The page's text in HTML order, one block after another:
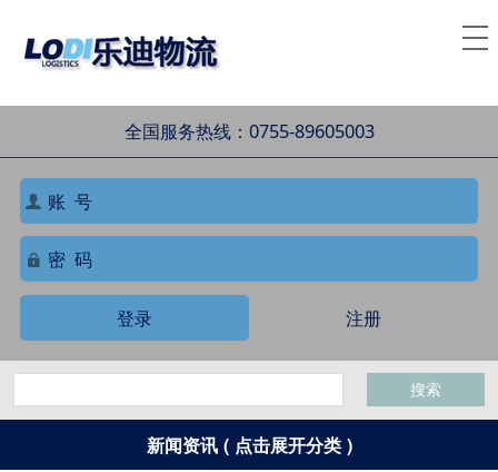
全国服务热线：0755-89605003
登录 注册
搜索
新闻资讯 ( 点击展开分类 )